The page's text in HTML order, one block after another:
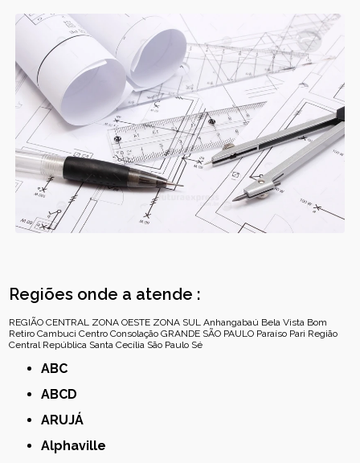
Regiões onde a atende :
REGIÃO CENTRAL ZONA OESTE ZONA SUL Anhangabaú Bela Vista Bom
Retiro Cambuci Centro Consolação GRANDE SÃO PAULO Paraíso Pari Região
Central República Santa Cecília São Paulo Sé
ABC
ABCD
ARUJÁ
Alphaville